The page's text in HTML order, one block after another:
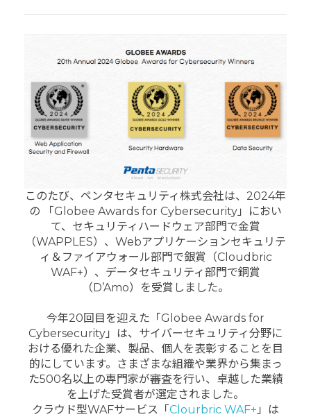
このたび、ペンタセキュリティ株式会社は、2024年
の 「Globee Awards for Cybersecurity」におい
て、セキュリティハードウェア部門で金賞
（WAPPLES）、Webアプリケーションセキュリテ
ィ＆ファイアウォール部門で銀賞（Cloudbric
WAF+）、データセキュリティ部門で銅賞
（D’Amo）を受賞しました。
今年20回目を迎えた「Globee Awards for
Cybersecurity」は、サイバーセキュリティ分野に
おける優れた企業、製品、個人を表彰することを目
的にしています。さまざまな組織や業界から集まっ
た500名以上の専門家が審査を行い、卓越した業績
を上げた受賞者が選定されました。
クラウド型WAFサービス「Clourbric WAF+ 」は